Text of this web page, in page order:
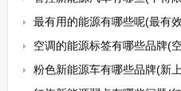
最有用的能源有哪些呢(最有
空调的能源标签有哪些品牌(
粉色新能源车有哪些品牌(新